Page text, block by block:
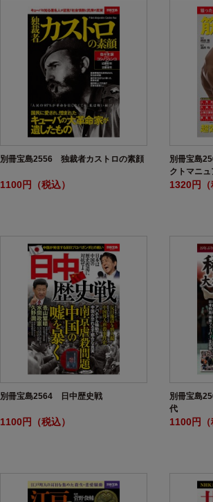
別冊宝島2556 独裁者カストロの素顔
1100円（税込）
別冊宝島
クトマニュ
1320円（
別冊宝島2564 日中歴史戦
1100円（税込）
別冊宝島
代
1100円（